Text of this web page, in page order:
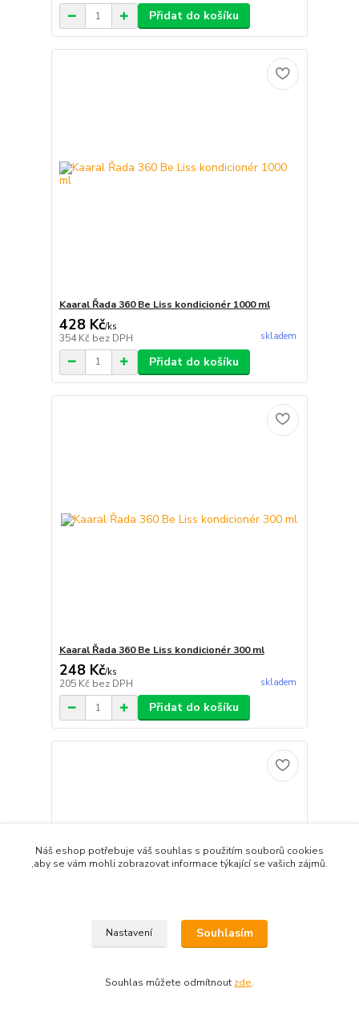
Přidat do košíku
Kaaral Řada 360 Be Liss kondicionér 1000 ml
428 Kč/ks
354 Kč bez DPH skladem
Přidat do košíku
Kaaral Řada 360 Be Liss kondicionér 300 ml
248 Kč/ks
205 Kč bez DPH skladem
Přidat do košíku
Náš eshop potřebuje váš souhlas s použitím souborů cookies
,aby se vám mohli zobrazovat informace týkající se vašich zájmů.
Nastavení Souhlasím
Souhlas můžete odmítnout zde.